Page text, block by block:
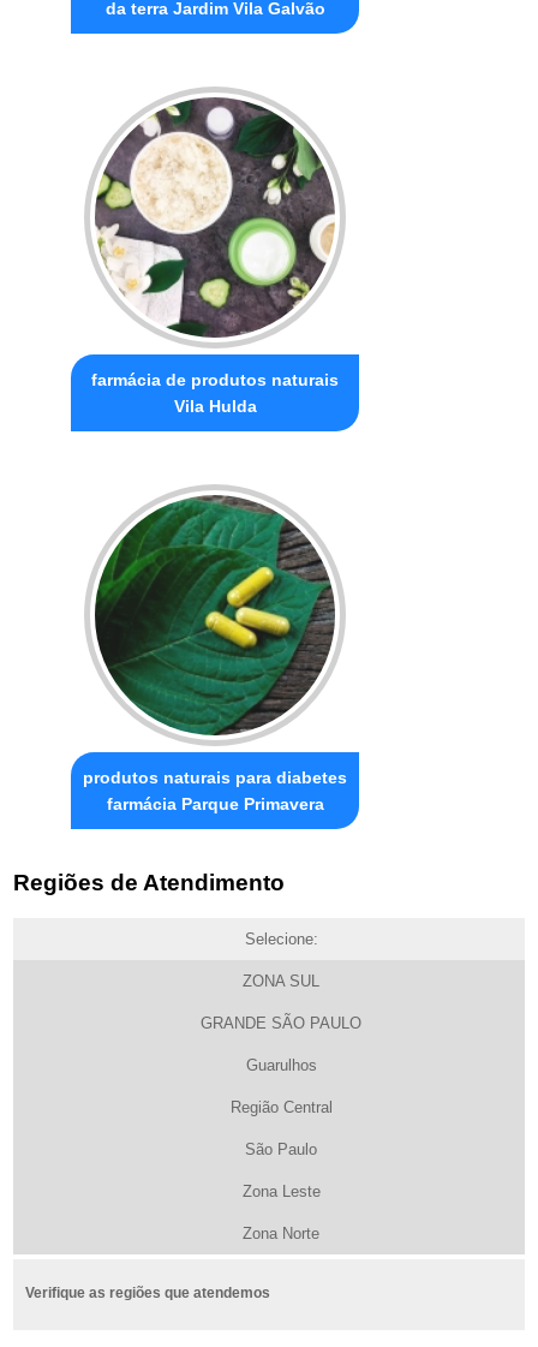
da terra Jardim Vila Galvão
farmácia de produtos naturais
Vila Hulda
produtos naturais para diabetes
farmácia Parque Primavera
Regiões de Atendimento
Selecione:
ZONA SUL
GRANDE SÃO PAULO
Guarulhos
Região Central
São Paulo
Zona Leste
Zona Norte
Verifique as regiões que atendemos